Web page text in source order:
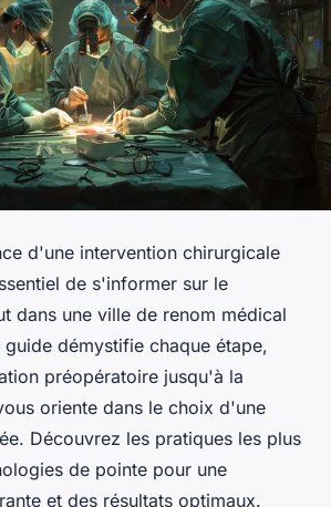
d'une intervention chirurgicale
de s'informer sur le
dans une ville de renom médical
démystifie chaque étape,
préopératoire jusqu'à la
oriente dans le choix d'une
Découvrez les pratiques les plus
de pointe pour une
et des résultats optimaux.